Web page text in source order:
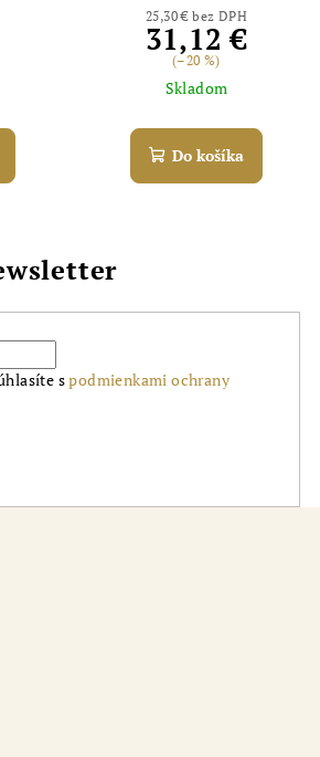
25,30 € bez DPH
31,12 €
(–20 %)
Skladom
Do košíka
spodmienkami ochrany